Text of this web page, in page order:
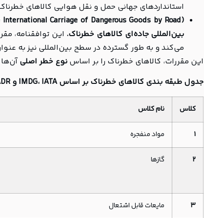
استانداردهای جهانی حمل و نقل هوایی کالاهای
Carriage of Dangerous Goods by Road):
بین‌المللی جاده‌ای کالاهای خطرناک. این توافقنامه،
می‌کند و به طور گسترده در سطح بین‌المللی نیز به
این مقررات، کالاهای خطرناک را بر اساس نوع خطر اصلی
جدول طبقه بندی کالاهای خطرناک بر اساس IMDG، IATA و ADR:
کلاس نام کلاس
۱ مواد منفجره
۲ گازها
۳ مایعات قابل اشتعال